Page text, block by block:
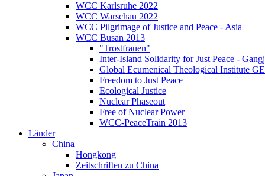
WCC Karlsruhe 2022
WCC Warschau 2022
WCC Pilgrimage of Justice and Peace - Asia
WCC Busan 2013
"Trostfrauen"
Inter-Island Solidarity for Just Peace -
Global Ecumenical Theological Institute
Freedom to Just Peace
Ecological Justice
Nuclear Phaseout
Free of Nuclear Power
WCC-PeaceTrain 2013
Länder
China
Hongkong
Zeitschriften zu China